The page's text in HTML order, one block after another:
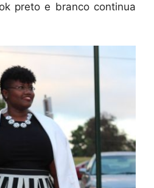
preto e branco continua